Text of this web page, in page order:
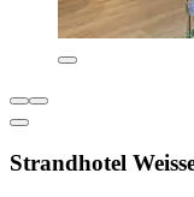
Strandhotel